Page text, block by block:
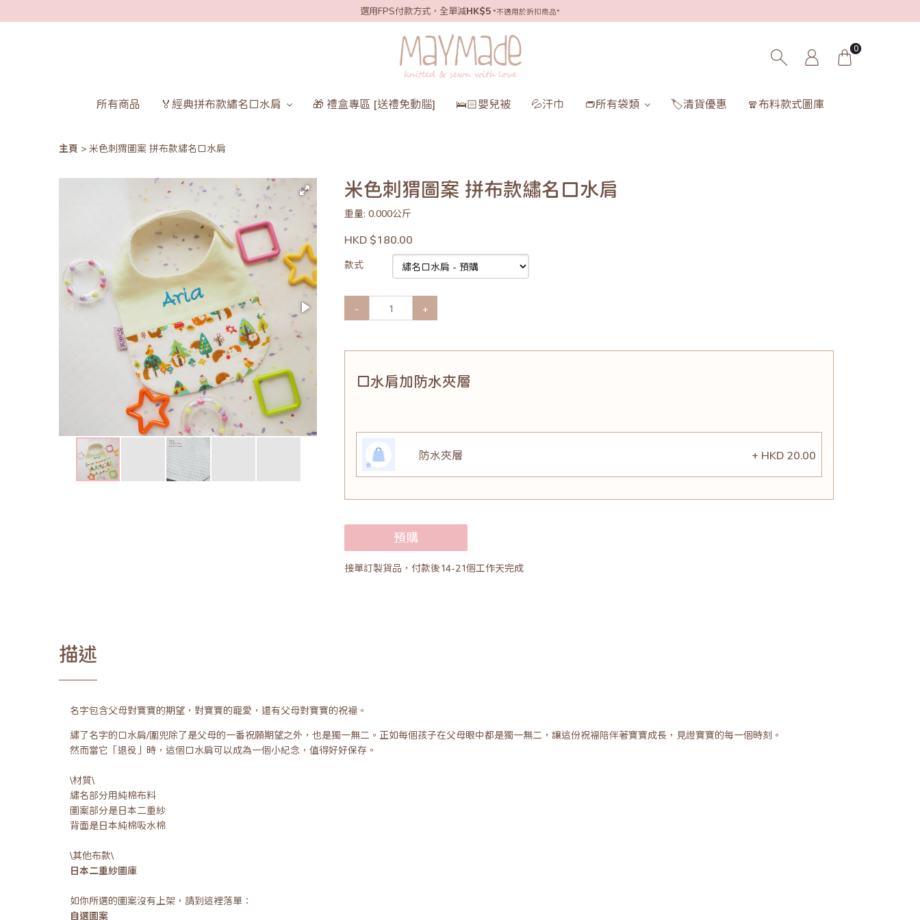
選用FPS付款方式，全單減HK$5 *不適用於折扣商品*
0
所有商品 🏅經典拼布款繡名口水肩 🎁 禮盒專區 [送禮免動腦] 🛌🏻嬰兒被 💦汗巾 👝所有袋類 🏷️清貨優惠 🧣布料款式圖庫
主頁 米色刺猬圖案 拼布款繡名口水肩
米色刺猬圖案 拼布款繡名口水肩
重量: 0.000公斤
HKD $180.00
款式
- +
口水肩加防水夾層
防水夾層 + HKD 20.00
預購
接單訂製貨品，付款後14-21個工作天完成
描述
名字包含父母對寶寶的期望，對寶寶的寵愛，還有父母對寶寶的祝福。
繡了名字的口水肩/圍兜除了是父母的一番祝願期望之外，也是獨一無二。正如每個孩子在父母眼中都是獨一無二，讓這份祝福陪伴著寶寶成長，見證寶寶的每一個時刻。
然而當它「退役」時，這個口水肩可以成為一個小紀念，值得好好保存。
\材質\
繡名部分用純棉布料
圖案部分是日本二重紗
背面是日本純棉吸水棉
\其他布款\
日本二重紗圖庫
如你所選的圖案沒有上架，請到這裡落單：
自選圖案